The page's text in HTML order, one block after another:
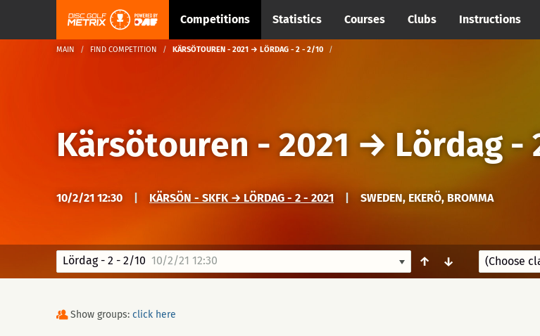
Competitions Statistics Courses Clubs Instructions
MAIN FIND COMPETITION KÄRSÖTOUREN - 2021 → LÖRDAG - 2 - 2/10
Kärsötouren - 2021 → Lördag -
10/2/21 12:30 KÄRSÖN - SKFK → LÖRDAG - 2 - 2021 SWEDEN, EKERÖ, BROMMA
Lördag - 2 - 2/10 10/2/21 12:30 ↑ ↓
Show groups: click here